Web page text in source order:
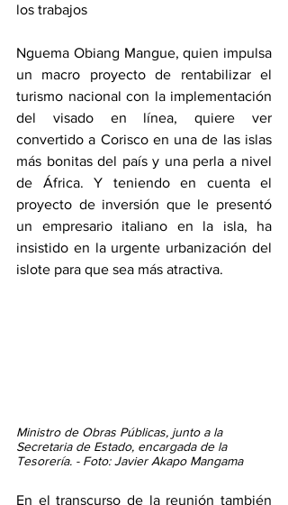
los trabajos
Nguema Obiang Mangue, quien impulsa
un macro proyecto de rentabilizar el
turismo nacional con la implementación
del visado en línea, quiere ver
convertido a Corisco en una de las islas
más bonitas del país y una perla a nivel
de África. Y teniendo en cuenta el
proyecto de inversión que le presentó
un empresario italiano en la isla, ha
insistido en la urgente urbanización del
islote para que sea más atractiva.
Ministro de Obras Públicas, junto a la
Secretaria de Estado, encargada de la
Tesorería. - Foto: Javier Akapo Mangama
En el transcurso de la reunión también